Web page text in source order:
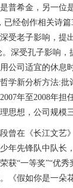
普希金，另一位
已经创作相关诗
受老子影响，提
深受孔子影响，
公司适宜的休息
学新分析方法:
年至2008年
思想，公司规模
曾在《长江文艺
年先锋队中队长
获“一等奖”“优
《假如你是一朵